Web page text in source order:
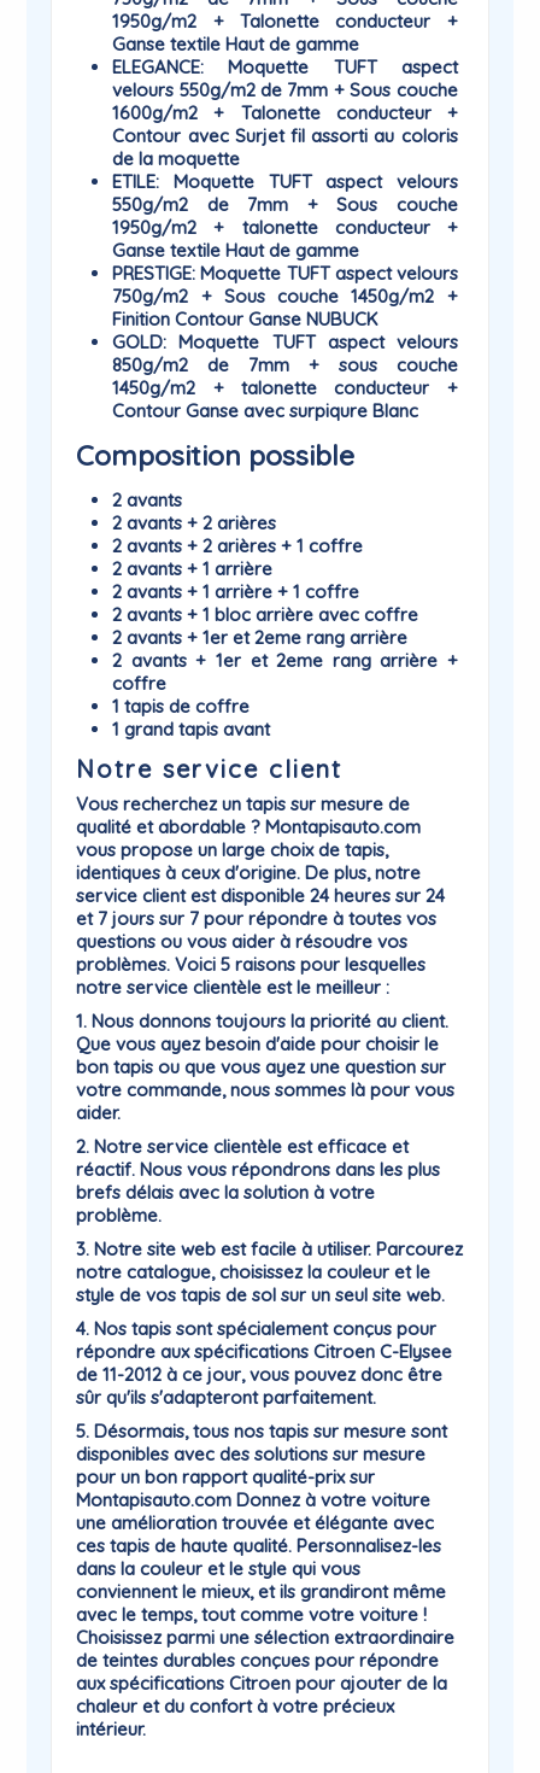
1950g/m2 + Talonette conducteur +
Ganse textile Haut de gamme
ELEGANCE: Moquette TUFT aspect
velours 550g/m2 de 7mm + Sous couche
1600g/m2 + Talonette conducteur +
Contour avec Surjet fil assorti au coloris
de la moquette
ETILE: Moquette TUFT aspect velours
550g/m2 de 7mm + Sous couche
1950g/m2 + talonette conducteur +
Ganse textile Haut de gamme
PRESTIGE: Moquette TUFT aspect velours
750g/m2 + Sous couche 1450g/m2 +
Finition Contour Ganse NUBUCK
GOLD: Moquette TUFT aspect velours
850g/m2 de 7mm + sous couche
1450g/m2 + talonette conducteur +
Contour Ganse avec surpiqure Blanc
Composition possible
2 avants
2 avants + 2 arières
2 avants + 2 arières + 1 coffre
2 avants + 1 arrière
2 avants + 1 arrière + 1 coffre
2 avants + 1 bloc arrière avec coffre
2 avants + 1er et 2eme rang arrière
2 avants + 1er et 2eme rang arrière +
coffre
1 tapis de coffre
1 grand tapis avant
Notre service client
Vous recherchez un tapis sur mesure de
qualité et abordable ? Montapisauto.com
vous propose un large choix de tapis,
identiques à ceux d'origine. De plus, notre
service client est disponible 24 heures sur 24
et 7 jours sur 7 pour répondre à toutes vos
questions ou vous aider à résoudre vos
problèmes. Voici 5 raisons pour lesquelles
notre service clientèle est le meilleur :
1. Nous donnons toujours la priorité au client.
Que vous ayez besoin d'aide pour choisir le
bon tapis ou que vous ayez une question sur
votre commande, nous sommes là pour vous
aider.
2. Notre service clientèle est efficace et
réactif. Nous vous répondrons dans les plus
brefs délais avec la solution à votre
problème.
3. Notre site web est facile à utiliser. Parcourez
notre catalogue, choisissez la couleur et le
style de vos tapis de sol sur un seul site web.
4. Nos tapis sont spécialement conçus pour
répondre aux spécifications Citroen C-Elysee
de 11-2012 à ce jour, vous pouvez donc être
sûr qu'ils s'adapteront parfaitement.
5. Désormais, tous nos tapis sur mesure sont
disponibles avec des solutions sur mesure
pour un bon rapport qualité-prix sur
Montapisauto.com Donnez à votre voiture
une amélioration trouvée et élégante avec
ces tapis de haute qualité. Personnalisez-les
dans la couleur et le style qui vous
conviennent le mieux, et ils grandiront même
avec le temps, tout comme votre voiture !
Choisissez parmi une sélection extraordinaire
de teintes durables conçues pour répondre
aux spécifications Citroen pour ajouter de la
chaleur et du confort à votre précieux
intérieur.